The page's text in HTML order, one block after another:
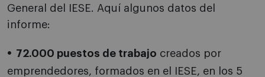
General del IESE. Aquí algunos datos del
informe:
72.000 puestos de trabajo creados por
emprendedores, formados en el IESE, en los 5